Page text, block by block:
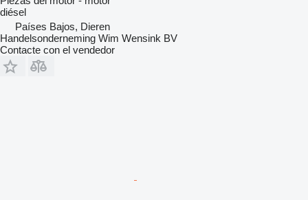
diésel
Países Bajos, Dieren
Handelsonderneming Wim Wensink BV
Contacte con el vendedor